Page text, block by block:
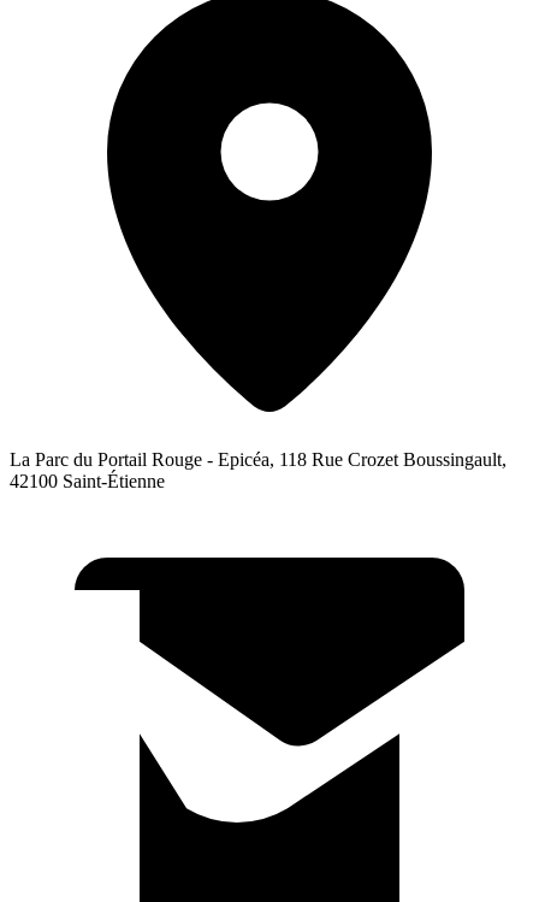
La Parc du Portail Rouge - Epicéa, 118 Rue Crozet Boussingault,
42100 Saint-Étienne